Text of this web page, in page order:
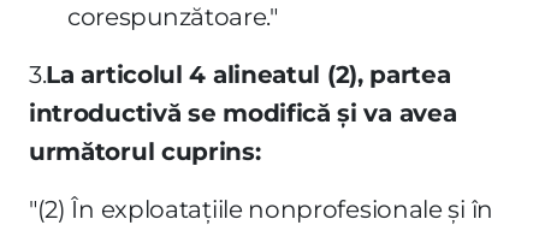
corespunzătoare."
3.La articolul 4 alineatul (2), partea
introductivă se modifică şi va avea
următorul cuprins:
"(2) În exploataţiile nonprofesionale şi în